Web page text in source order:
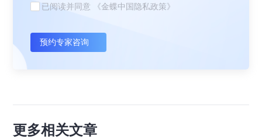
已阅读并同意 《金蝶中国隐私政策》
预约专家咨询
更多相关文章